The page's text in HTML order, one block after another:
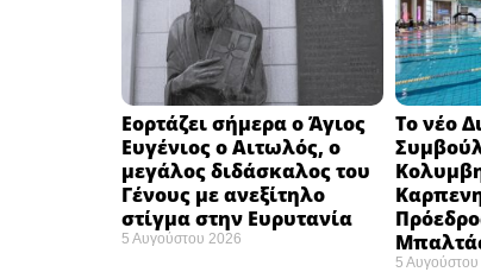
Εορτάζει σήμερα ο Άγιος
Ευγένιος ο Αιτωλός, ο
μεγάλος διδάσκαλος του
Γένους με ανεξίτηλο
στίγμα στην Ευρυτανία
5 Αυγούστου 2026
Το νέο
5